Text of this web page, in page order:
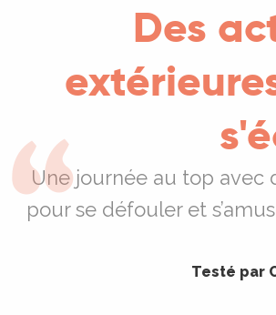
Des
Une journée au top avec
pour se défouler et
Testé par